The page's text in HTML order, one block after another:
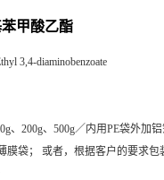
甲酸乙酯
3,4-diaminobenzoate
、200g、500g／内用PE袋外加
膜袋； 或者，根据客户的要求包